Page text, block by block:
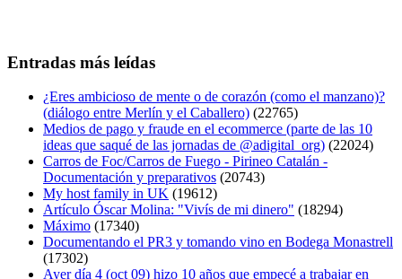
Entradas más leídas
¿Eres ambicioso de mente o de corazón (como el manzano)?
(diálogo entre Merlín y el Caballero) (22765)
Medios de pago y fraude en el ecommerce (parte de las 10
ideas que saqué de las jornadas de @adigital_org) (22024)
Carros de Foc/Carros de Fuego - Pirineo Catalán -
Documentación y preparativos (20743)
My host family in UK (19612)
Artículo Óscar Molina: "Vivís de mi dinero" (18294)
Máximo (17340)
Documentando el PR3 y tomando vino en Bodega Monastrell
(17302)
Ayer día 4 (oct 09) hizo 10 años que empecé a trabajar en